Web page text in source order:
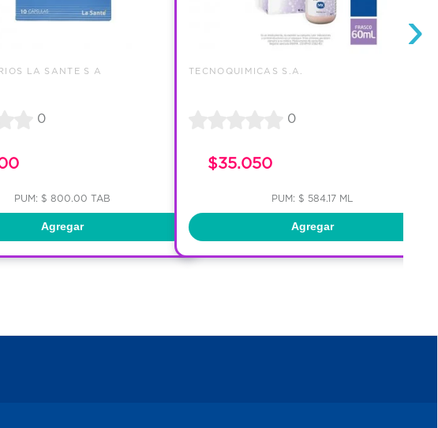
LA SANTE S A
0
PUM: $ 800.00 TAB
Agregar
TECNOQUIMICAS S.A.
0
$35.050
PUM: $ 584.17 ML
Agregar
›